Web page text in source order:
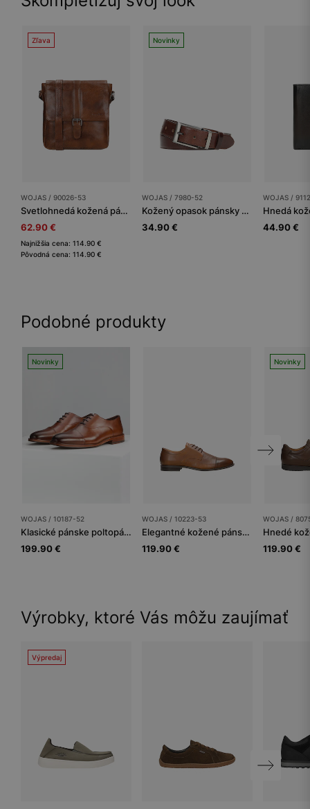
Zľava
WOJAS / 90026-53
Svetlohnedá kožená pánska taška listonoška
62.90 €
Najnižšia cena: 114.90 €
Pôvodná cena: 114.90 €
Novinky
WOJAS / 7980-52
Kožený opasok pánsky – dobrý priateľ každého gentlemana
34.90 €
WOJAS /
44.90 €
Podobné produkty
Novinky
WOJAS / 10187-52
Klasické pánske poltopánky PREMIUM z hladkej kože
199.90 €
WOJAS / 10223-53
Elegantné kožené pánske poltopánky v hnedej farbe
119.90 €
Novinky
WOJAS /
119.90 €
Výrobky, ktoré Vás môžu zaujímať
Výpredaj